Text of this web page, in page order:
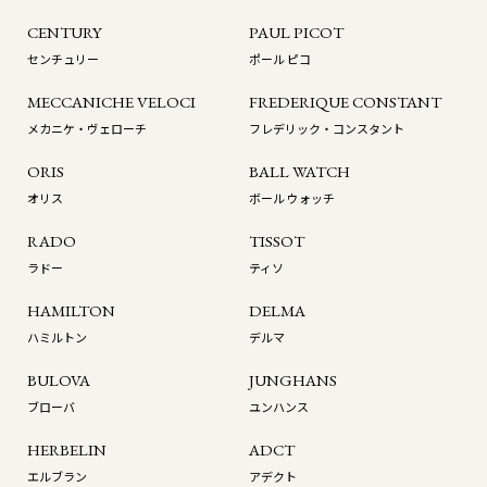
CENTURY
センチュリー
PAUL PICOT
ポール ピコ
MECCANICHE VELOCI
メカニケ・ヴェローチ
FREDERIQUE CONSTANT
フレデリック・コンスタント
ORIS
オリス
BALL WATCH
ボール ウォッチ
RADO
ラドー
TISSOT
ティソ
HAMILTON
ハミルトン
DELMA
デルマ
BULOVA
ブローバ
JUNGHANS
ユンハンス
HERBELIN
エルブラン
ADCT
アデクト